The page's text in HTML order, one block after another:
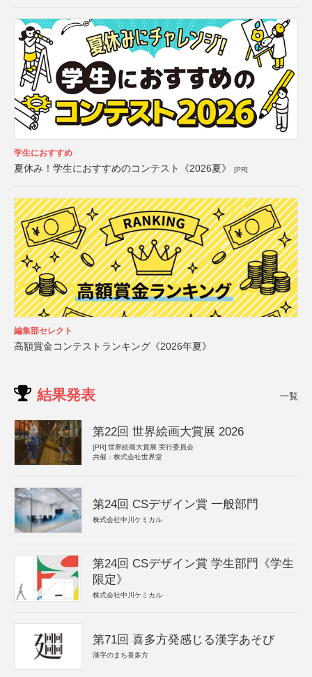
学生におすすめ
夏休み！学生におすすめのコンテスト《2026夏》 [PR]
編集部セレクト
高額賞金コンテストランキング《2026年夏》
結果発表 一覧
第22回 世界絵画大賞展 2026
[PR] 世界絵画大賞展 実行委員会
共催：株式会社世界堂
第24回 CSデザイン賞 一般部門
株式会社中川ケミカル
第24回 CSデザイン賞 学生部門《学生
限定》
株式会社中川ケミカル
第71回 喜多方発感じる漢字あそび
漢字のまち喜多方